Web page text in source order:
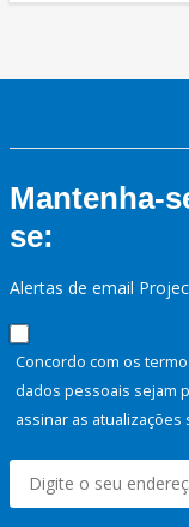
Mantenha-
se:
Alertas de email
Concordo com os
dados pessoais sejam
assinar as atualizações